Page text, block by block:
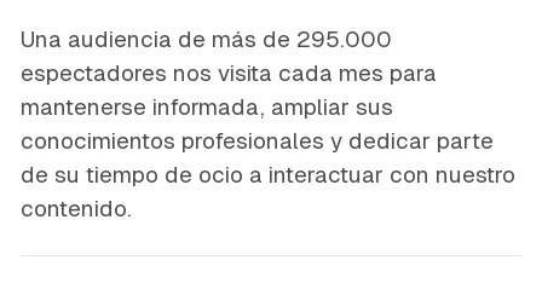
Una audiencia de más de 295.000
espectadores nos visita cada mes para
mantenerse informada, ampliar sus
conocimientos profesionales y dedicar parte
de su tiempo de ocio a interactuar con nuestro
contenido.